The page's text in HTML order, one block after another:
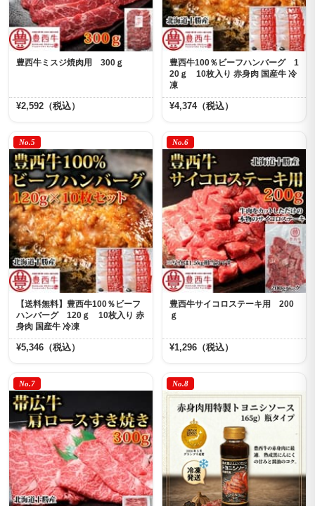
豊西牛ミスジ焼肉用 300ｇ
¥2,592（税込）
豊西牛100％ビーフハンバーグ 1
20ｇ 10枚入り 赤身肉 国産牛 冷
凍
¥4,374（税込）
No.5
【送料無料】豊西牛100％ビーフ
ハンバーグ 120ｇ 10枚入り 赤
身肉 国産牛 冷凍
¥5,346（税込）
No.6
豊西牛サイコロステーキ用 200
ｇ
¥1,296（税込）
No.7 No.8